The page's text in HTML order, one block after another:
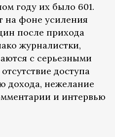
году их было 601.
на фоне усиления
после прихода
журналистки,
с серьезными
доступа
дохода, нежелание
и интервью